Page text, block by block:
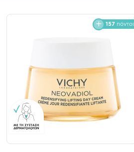
157 πόντοι